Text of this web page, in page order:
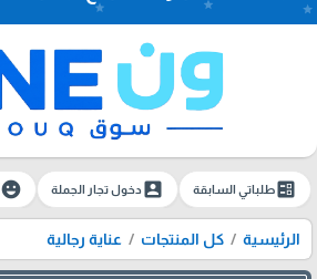
ballotطلباتي السابقة account_boxدخول تجار الجملة emoji_emotions
الرئيسية كل المنتجات عناية رجالية